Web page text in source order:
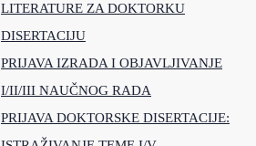
LITERATURE ZA DOKTORKU
DISERTACIJU
PRIJAVA IZRADA I OBJAVLJIVANJE
I/II/III NAUČNOG RADA
PRIJAVA DOKTORSKE DISERTACIJE: